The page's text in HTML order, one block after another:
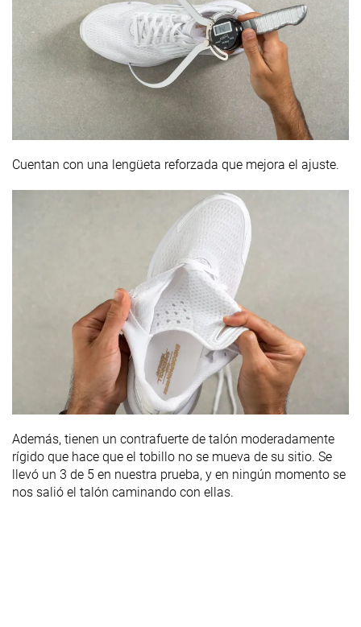
Cuentan con una lengüeta reforzada que mejora el ajuste.
Además, tienen un contrafuerte de talón moderadamente
rígido que hace que el tobillo no se mueva de su sitio. Se
llevó un 3 de 5 en nuestra prueba, y en ningún momento se
nos salió el talón caminando con ellas.